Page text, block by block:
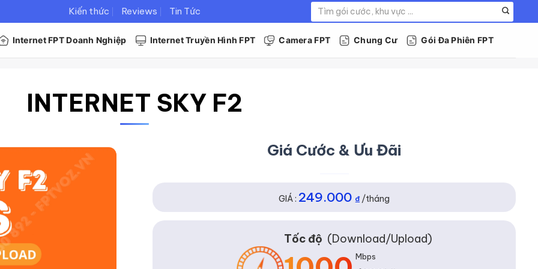
Kiến thức Reviews Tin Tức
kiếm:
Internet FPT Doanh Nghiệp Internet Truyền Hình FPT Camera FPT Chung Cư Gói Đa Phiên FPT
INTERNET SKY F2
Giá Cước & Ưu Đãi
GIÁ : 249.000 ₫/tháng
Tốc độ (Download/Upload)
Mbps